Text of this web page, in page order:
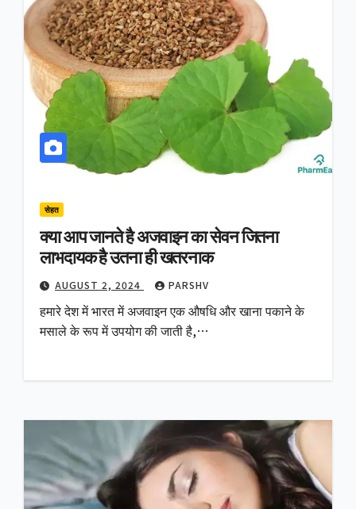
सेहत
क्या आप जानते है अजवाइन का सेवन जितना
लाभदायक है उतना ही खतरनाक
AUGUST 2, 2024 PARSHV
हमारे देश में भारत में अजवाइन एक औषधि और खाना पकाने के
मसाले के रूप में उपयोग की जाती है,…